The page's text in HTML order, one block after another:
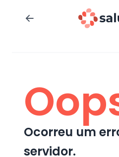
Ocorreu um
servidor.